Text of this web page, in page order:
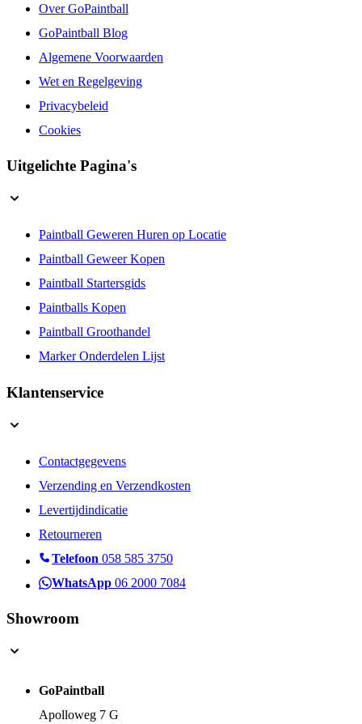
Over GoPaintball
GoPaintball Blog
Algemene Voorwaarden
Wet en Regelgeving
Privacybeleid
Cookies
Uitgelichte Pagina's
Paintball Geweren Huren op Locatie
Paintball Geweer Kopen
Paintball Startersgids
Paintballs Kopen
Paintball Groothandel
Marker Onderdelen Lijst
Klantenservice
Contactgegevens
Verzending en Verzendkosten
Levertijdindicatie
Retourneren
Telefoon 058 585 3750
WhatsApp 06 2000 7084
Showroom
GoPaintball
Apolloweg 7 G